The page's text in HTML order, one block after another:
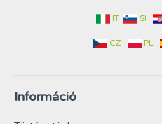
IT SI
CZ PL
Információ